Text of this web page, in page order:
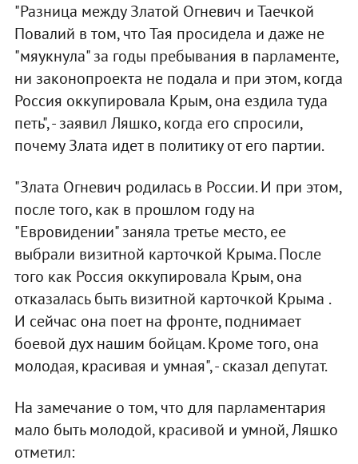
"Разница между Златой Огневич и Таечкой
Повалий в том, что Тая просидела и даже не
"мяукнула" за годы пребывания в парламенте,
ни законопроекта не подала и при этом, когда
Россия оккупировала Крым, она ездила туда
петь", - заявил Ляшко, когда его спросили,
почему Злата идет в политику от его партии.
"Злата Огневич родилась в России. И при этом,
после того, как в прошлом году на
"Евровидении" заняла третье место, ее
выбрали визитной карточкой Крыма. После
того как Россия оккупировала Крым, она
отказалась быть визитной карточкой Крыма .
И сейчас она поет на фронте, поднимает
боевой дух нашим бойцам. Кроме того, она
молодая, красивая и умная", - сказал депутат.
На замечание о том, что для парламентария
мало быть молодой, красивой и умной, Ляшко
отметил: